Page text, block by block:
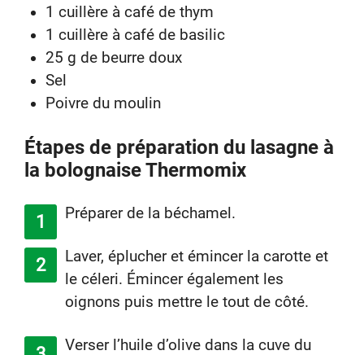
1 cuillère à café de thym
1 cuillère à café de basilic
25 g de beurre doux
Sel
Poivre du moulin
Étapes de préparation du lasagne à
la bolognaise Thermomix
Préparer de la béchamel.
Laver, éplucher et émincer la carotte et
le céleri. Émincer également les
oignons puis mettre le tout de côté.
Verser l’huile d’olive dans la cuve du